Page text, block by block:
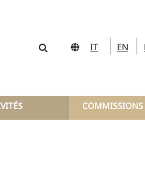
IT EN
COMMISSIONS